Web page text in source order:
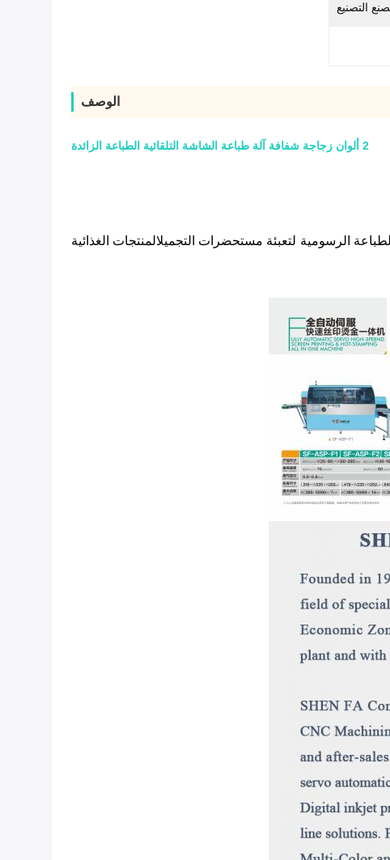
التصنيع
الوصف
2 ألوان زجاجة شفافة آلة طباعة الشاشة التلقائية الطباعة الزائدة
الرسومية لتعبئة مستحضرات التجميلالمنتجات الغذائية